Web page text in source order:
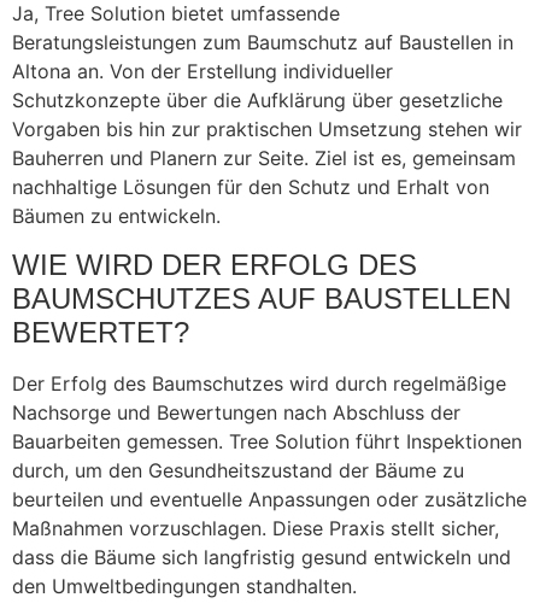
Ja, Tree Solution bietet umfassende
Beratungsleistungen zum Baumschutz auf Baustellen in
Altona an. Von der Erstellung individueller
Schutzkonzepte über die Aufklärung über gesetzliche
Vorgaben bis hin zur praktischen Umsetzung stehen wir
Bauherren und Planern zur Seite. Ziel ist es, gemeinsam
nachhaltige Lösungen für den Schutz und Erhalt von
Bäumen zu entwickeln.
WIE WIRD DER ERFOLG DES
BAUMSCHUTZES AUF BAUSTELLEN
BEWERTET?
Der Erfolg des Baumschutzes wird durch regelmäßige
Nachsorge und Bewertungen nach Abschluss der
Bauarbeiten gemessen. Tree Solution führt Inspektionen
durch, um den Gesundheitszustand der Bäume zu
beurteilen und eventuelle Anpassungen oder zusätzliche
Maßnahmen vorzuschlagen. Diese Praxis stellt sicher,
dass die Bäume sich langfristig gesund entwickeln und
den Umweltbedingungen standhalten.